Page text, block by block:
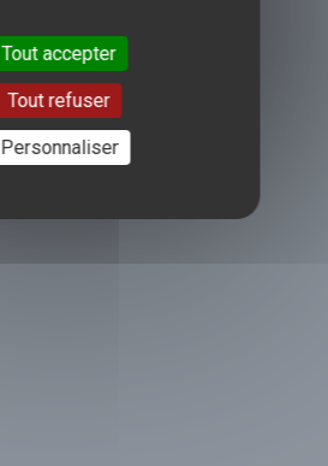
Tout accepter
Tout refuser
Personnaliser